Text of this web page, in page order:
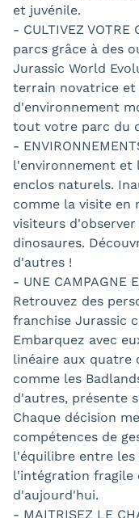
et juvénile.
- CULTIVEZ
parcs grâce à des
Jurassic World
terrain novatrice et
d'environnement
tout votre parc du
-
l'environnement et
enclos naturels.
comme la visite
visiteurs
dinosaures.
d'autres !
- UNE CAMPAGNE
Retrouvez des
franchise Jurassic
Embarquez avec
linéaire aux quatre
comme les
d'autres, présente
Chaque décision
compétences de
l'équilibre entre
l'intégration fragile
d'aujourd'hui.
- MAITRISEZ LE